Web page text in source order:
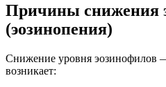
Причины снижения
(эозинопения)
Снижение уровня эозинофилов
возникает: